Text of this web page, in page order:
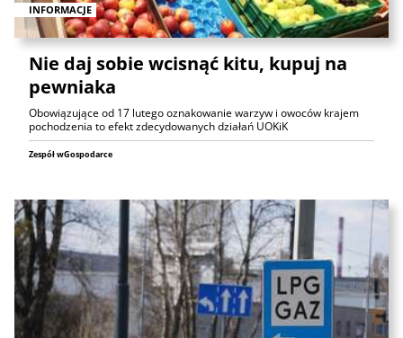
INFORMACJE
Nie daj sobie wcisnąć kitu, kupuj na
pewniaka
Obowiązujące od 17 lutego oznakowanie warzyw i owoców krajem
pochodzenia to efekt zdecydowanych działań UOKiK
Zespół wGospodarce